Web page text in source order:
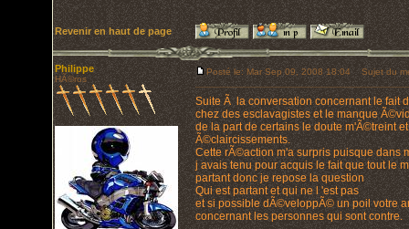
Revenir en haut de page
Philippe
HÃ©ros
Posté le: Mar Sep 09, 2008 18:04 Sujet du
Suite Ã la conversation concernant le fait
chez des esclavagistes et le manque
de la part de certains le doute m'Ã©treint
Ã©claircissements.
Cette rÃ©action m'a surpris puisque dans
j avais tenu pour acquis le fait que tout le
partant donc je repose la question
Qui est partant et qui ne l 'est pas
et si possible dÃ©veloppÃ© un poil votre
concernant les personnes qui sont contre.